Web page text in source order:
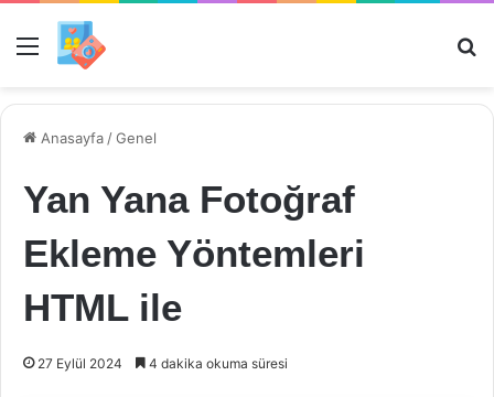
Menü
Anasayfa /Genel
Yan Yana Fotoğraf
Ekleme Yöntemleri
HTML ile
27 Eylül 2024 4 dakika okuma süresi